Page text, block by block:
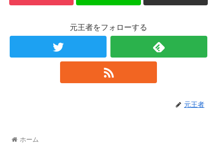
元王者をフォローする
元王者
ホーム